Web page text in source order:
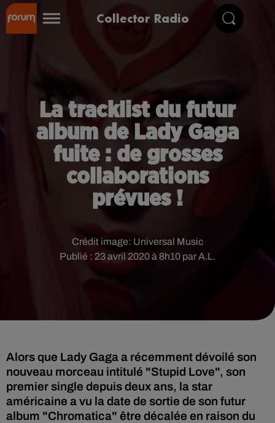
Collector Radio
La tracklist du futur
album de Lady Gaga
fuite : de grosses
collaborations
prévues !
Publié : 23 avril 2020 à 8h10 par A.L.
Crédit image: Universal Music
Alors que Lady Gaga a récemment dévoilé son
nouveau morceau intitulé "Stupid Love", son
premier single depuis deux ans, la star
américaine a vu la date de sortie de son futur
album "Chromatica" être décalée en raison du